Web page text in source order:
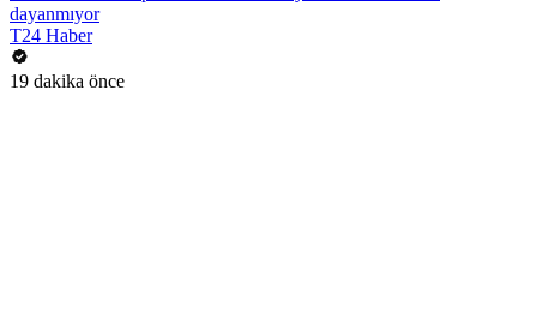
dayanmıyor
T24 Haber
19 dakika önce